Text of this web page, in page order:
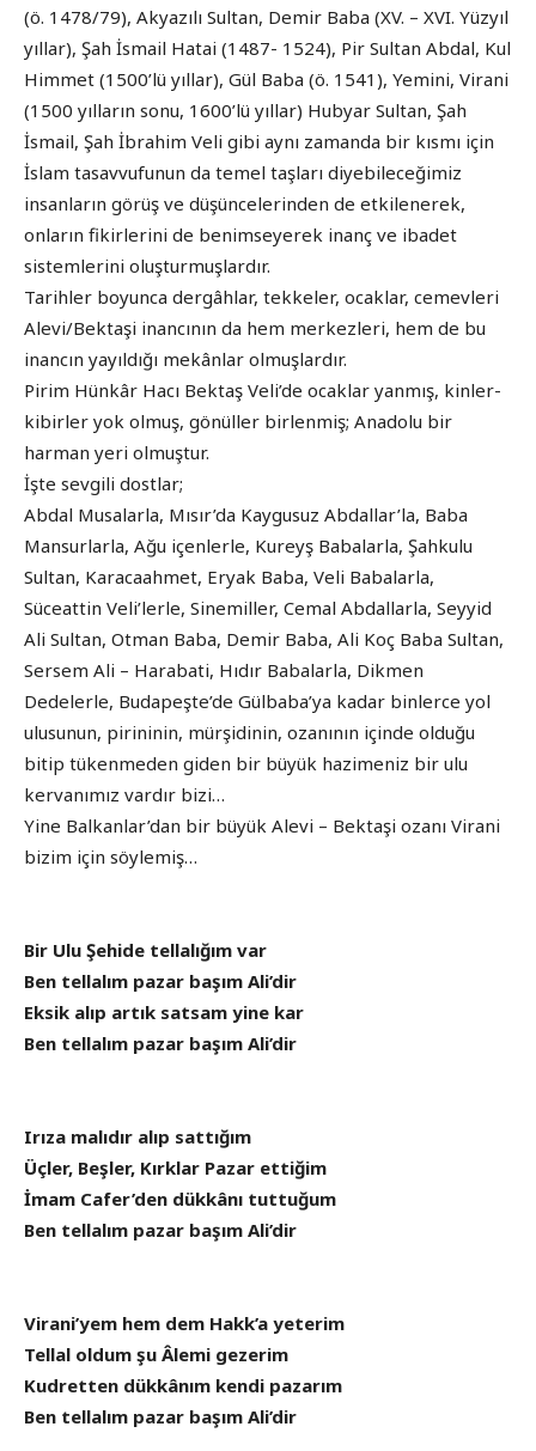
(ö. 1478/79), Akyazılı Sultan, Demir Baba (XV. – XVI. Yüzyıl
yıllar), Şah İsmail Hatai (1487- 1524), Pir Sultan Abdal, Kul
Himmet (1500’lü yıllar), Gül Baba (ö. 1541), Yemini, Virani
(1500 yılların sonu, 1600’lü yıllar) Hubyar Sultan, Şah
İsmail, Şah İbrahim Veli gibi aynı zamanda bir kısmı için
İslam tasavvufunun da temel taşları diyebileceğimiz
insanların görüş ve düşüncelerinden de etkilenerek,
onların fikirlerini de benimseyerek inanç ve ibadet
sistemlerini oluşturmuşlardır.
Tarihler boyunca dergâhlar, tekkeler, ocaklar, cemevleri
Alevi/Bektaşi inancının da hem merkezleri, hem de bu
inancın yayıldığı mekânlar olmuşlardır.
Pirim Hünkâr Hacı Bektaş Veli’de ocaklar yanmış, kinler-
kibirler yok olmuş, gönüller birlenmiş; Anadolu bir
harman yeri olmuştur.
İşte sevgili dostlar;
Abdal Musalarla, Mısır’da Kaygusuz Abdallar’la, Baba
Mansurlarla, Ağu içenlerle, Kureyş Babalarla, Şahkulu
Sultan, Karacaahmet, Eryak Baba, Veli Babalarla,
Süceattin Veli’lerle, Sinemiller, Cemal Abdallarla, Seyyid
Ali Sultan, Otman Baba, Demir Baba, Ali Koç Baba Sultan,
Sersem Ali – Harabati, Hıdır Babalarla, Dikmen
Dedelerle, Budapeşte’de Gülbaba’ya kadar binlerce yol
ulusunun, pirininin, mürşidinin, ozanının içinde olduğu
bitip tükenmeden giden bir büyük hazimeniz bir ulu
kervanımız vardır bizi…
Yine Balkanlar’dan bir büyük Alevi – Bektaşi ozanı Virani
bizim için söylemiş…
Bir Ulu Şehide tellalığım var
Ben tellalım pazar başım Ali’dir
Eksik alıp artık satsam yine kar
Ben tellalım pazar başım Ali’dir
Irıza malıdır alıp sattığım
Üçler, Beşler, Kırklar Pazar ettiğim
İmam Cafer’den dükkânı tuttuğum
Ben tellalım pazar başım Ali’dir
Virani’yem hem dem Hakk’a yeterim
Tellal oldum şu Âlemi gezerim
Kudretten dükkânım kendi pazarım
Ben tellalım pazar başım Ali’dir